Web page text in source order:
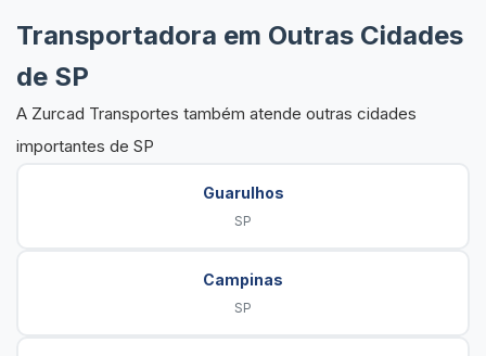
Transportadora em Outras Cidades
de SP
A Zurcad Transportes também atende outras cidades
importantes de SP
Guarulhos
SP
Campinas
SP